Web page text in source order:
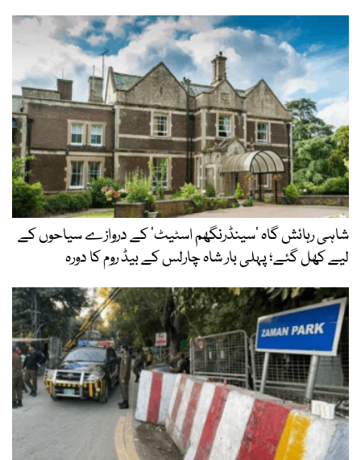
شاہی رہائش گاہ ’سینڈرنگھم اسٹیٹ‘ کے دروازے سیاحوں کے
لیے کھل گئے؛ پہلی بار شاہ چارلس کے بیڈ روم کا دورہ